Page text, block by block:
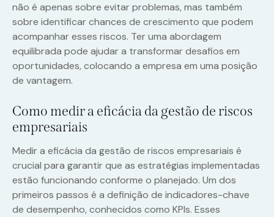
não é apenas sobre evitar problemas, mas também
sobre identificar chances de crescimento que podem
acompanhar esses riscos. Ter uma abordagem
equilibrada pode ajudar a transformar desafios em
oportunidades, colocando a empresa em uma posição
de vantagem.
Como medir a eficácia da gestão de riscos
empresariais
Medir a eficácia da gestão de riscos empresariais é
crucial para garantir que as estratégias implementadas
estão funcionando conforme o planejado. Um dos
primeiros passos é a definição de indicadores-chave
de desempenho, conhecidos como KPIs. Esses